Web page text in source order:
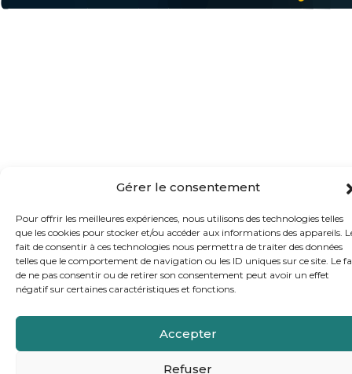
Gérer le consentement
Pour offrir les meilleures expériences, nous utilisons des technologies telles
que les cookies pour stocker et/ou accéder aux informations des appareils.
fait de consentir à ces technologies nous permettra de traiter des données
telles que le comportement de navigation ou les ID uniques sur ce site. Le
de ne pas consentir ou de retirer son consentement peut avoir un effet
négatif sur certaines caractéristiques et fonctions.
Accepter
Refuser